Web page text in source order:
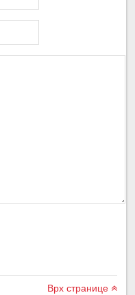
Врх странице